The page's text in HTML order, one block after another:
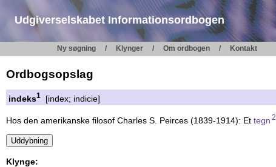
Udgiverselskabet Informationsordbogen
Ny søgning Klynger Om ordbogen Kontakt
Ordbogsopslag
indeks1 [index; indicie]
Hos den amerikanske filosof Charles S. Peirces (1839-1914): Et tegn 2
Klynge: